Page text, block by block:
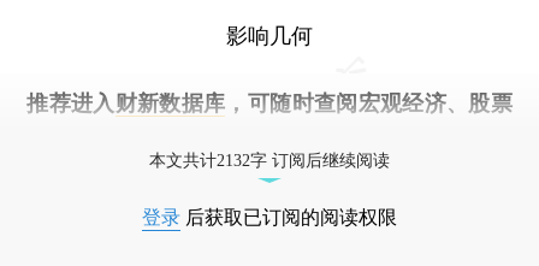
影响几何
推荐进入 财新数据库 ，可随时查阅宏观经济、股票
本文共计2132字 订阅后继续阅读
登录 后获取已订阅的阅读权限